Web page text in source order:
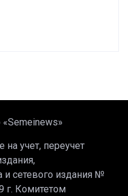
на учет, переучет
и сетевого издания №
г. Комитетом